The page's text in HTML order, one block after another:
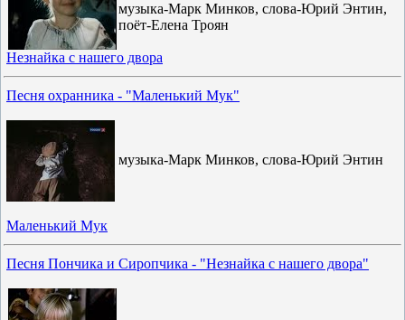
музыка-Марк Минков, слова-Юрий Энтин,
поёт-Елена Троян
Незнайка с нашего двора
Песня охранника - "Маленький Мук"
музыка-Марк Минков, слова-Юрий Энтин
Маленький Мук
Песня Пончика и Сиропчика - "Незнайка с нашего двора"